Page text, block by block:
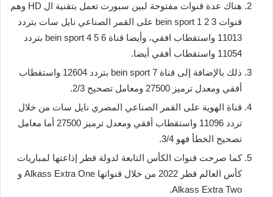
هناك عدة قنوات مفتوحة لبين سبورت تعمل بتقنية ال HD وهم
قنوات bein sport 1 2 3 على القمر الصناعي نايل سات بتردد
11013 واستقطاب افقي، وأيضا قناة bein sport 4 5 6 بتردد
11054 واستقطاب أفقي أيضا.
ذلك بالإضافة إلى قناة bein sport 7 بتردد 12604 واستقطاب
أفقي ومعدل ترميز 27500 ومعامل تصحيح 2/3.
قناة الهوية على القمر الصناعي المصري نايل سات من خلال
تردد 11096 واستقطاب أفقي ومعدل ترميز 27500 أما معامل
تصحيح الخطأ فهو 3/4.
كما صرحت قنوات الكأس التابعة لدولة قطر إذاعتها لمباريات
كأس العالم قطر 2022 من خلال قنواتها Alkass Extra One و
Alkass Extra Two.